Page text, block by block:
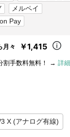
メルペイ
Pay
月々 ￥1,415
割手数料無料！ → 詳
X (アナログ有線)